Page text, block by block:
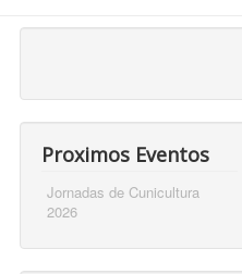
Proximos Eventos
Jornadas de Cunicultura
2026